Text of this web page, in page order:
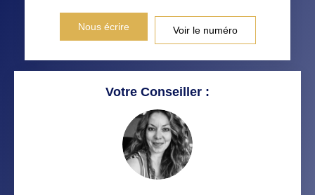
Nous écrire Voir le numéro
Votre Conseiller :